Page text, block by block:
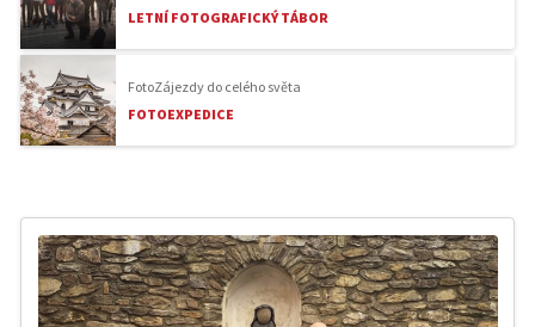
LETNÍ FOTOGRAFICKÝ TÁBOR
FotoZájezdy do celého světa
FOTOEXPEDICE